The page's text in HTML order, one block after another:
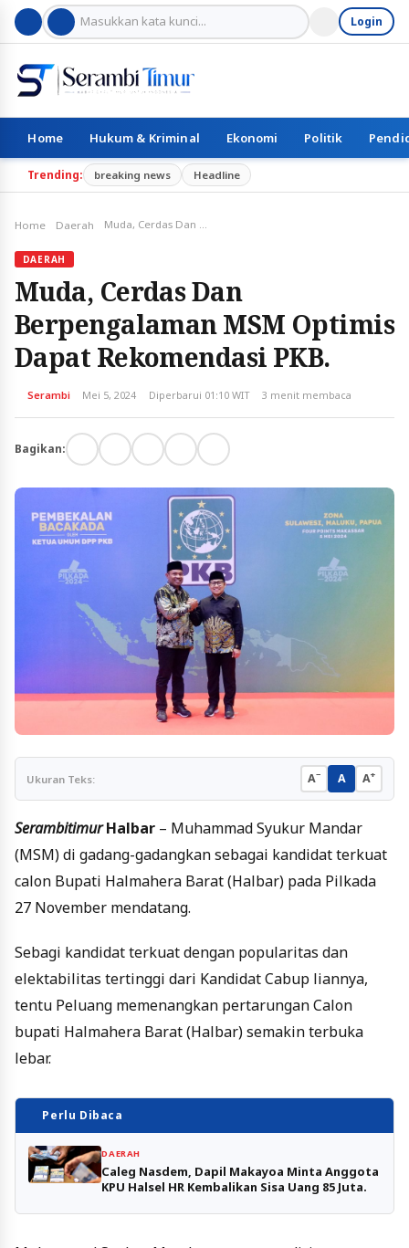
Login
Home Hukum & Kriminal Ekonomi Politik
Trending: breaking news Headline
Home Daerah Muda, Cerdas Dan Berpengalaman MSM Optimis Dapat Rekomendasi PKB.
DAERAH
Muda, Cerdas Dan
Berpengalaman MSM Optimis
Dapat Rekomendasi PKB.
Serambi Mei 5, 2024 Diperbarui 01:10 WIT 3 menit membaca
Bagikan:
Ukuran Teks: A− A A+
Serambitimur Halbar – Muhammad Syukur Mandar
(MSM) di gadang-gadangkan sebagai kandidat terkuat
calon Bupati Halmahera Barat (Halbar) pada Pilkada
27 November mendatang.
Sebagi kandidat terkuat dengan popularitas dan
elektabilitas tertinggi dari Kandidat Cabup liannya,
tentu Peluang memenangkan pertarungan Calon
bupati Halmahera Barat (Halbar) semakin terbuka
lebar.
Perlu Dibaca
DAERAH
Caleg Nasdem, Dapil Makayoa Minta Anggota
KPU Halsel HR Kembalikan Sisa Uang 85 Juta.